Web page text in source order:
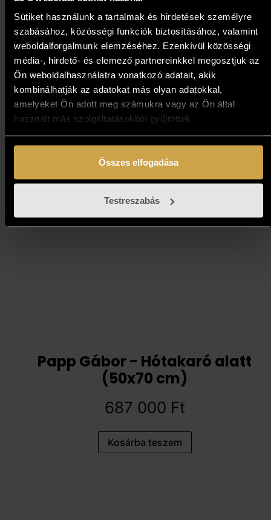
Sütiket használunk a tartalmak és hirdetések személyre
szabásához, közösségi funkciók biztosításához, valamint
weboldalforgalmunk elemzéséhez. Ezenkívül közösségi
média-, hirdető- és elemező partnereinkkel megosztjuk az
Ön weboldalhasználatra vonatkozó adatait, akik
kombinálhatják az adatokat más olyan adatokkal,
amelyeket Ön adott meg számukra vagy az Ön által
használt más szolgáltatásokból gyűjtöttek.
Összes elfogadása
Testreszabás
Losev Alexey - Játék határok
nélkül I. (30x30 cm)
287 000Ft
Papp Gábor - Hótakaró alatt
(50x70 cm)
687 000 Ft
Kosárba teszem